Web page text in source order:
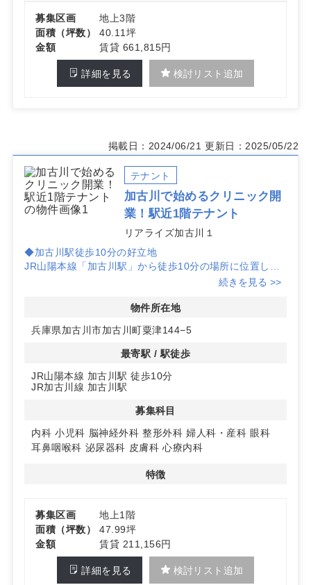
募集区画
地上3階
面積（坪数）
40.11坪
金額
賃貸 661,815円
詳細を見る 検討リスト追加
掲載日：2024/06/21 更新日：2025/05/22
テナント
加古川で始めるクリニック開
業！駅近1階テナント
リアライズ加古川１
◆加古川駅徒歩10分の好立地
JR山陽本線「加古川駅」から徒歩10分の場所に位置し、
患者様のアクセスが良好です。周辺には商業施設も多く、
1階部分にある路面テナントは、通行人の目に留まりやす
く、新規開業のクリニックに最適です。47.99㎡の広さが
◆多彩な診療科目に対応
内科や小児科をはじめ、幅広い診療科目の開業が可能で
す。エレベーターが完備されており、患者様に優しい環境
が整っています。詳細はお問い合わせください。
続きを見る >>
物件所在地
兵庫県加古川市加古川町粟津144−5
最寄駅 / 駅徒歩
JR山陽本線 加古川駅 徒歩10分
JR加古川線 加古川駅
募集科目
内科 小児科 脳神経外科 整形外科 婦人科・産科 眼科
耳鼻咽喉科 泌尿器科 皮膚科 心療内科
特徴
募集区画
地上1階
面積（坪数）
47.99坪
金額
賃貸 211,156円
詳細を見る 検討リスト追加